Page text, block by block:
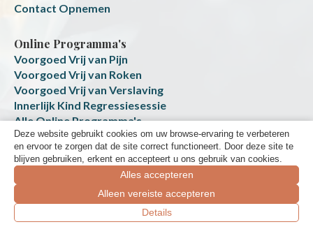
Contact Opnemen
Online Programma's
Voorgoed Vrij van Pijn
Voorgoed Vrij van Roken
Voorgoed Vrij van Verslaving
Innerlijk Kind Regressiesessie
Alle Online Programma's
Transformatie Platform
Boek een gratis ontdek-sessie
Deze website gebruikt cookies om uw browse-ervaring te verbeteren
en ervoor te zorgen dat de site correct functioneert. Door deze site te
blijven gebruiken, erkent en accepteert u ons gebruik van cookies.
Alles accepteren
Alleen vereiste accepteren
Details